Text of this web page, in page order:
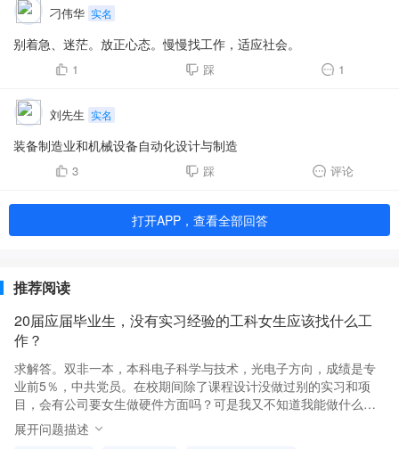
刁伟华 实名
别着急、迷茫。放正心态。慢慢找工作，适应社会。
1 踩 1
刘先生 实名
装备制造业和机械设备自动化设计与制造
3 踩 评论
打开APP，查看全部回答
推荐阅读
20届应届毕业生，没有实习经验的工科女生应该找什么工
作？
求解答。双非一本，本科电子科学与技术，光电子方向，成绩是专
业前5％，中共党员。在校期间除了课程设计没做过别的实习和项
目，会有公司要女生做硬件方面吗？可是我又不知道我能做什么别
的工作。现在很迷茫，考了教师资格证，是不是应该找个学校安心
当老师？
展开问题描述